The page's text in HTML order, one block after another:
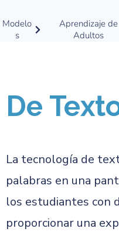
Modelo
s
Aprendizaje de
Adultos
De
La tecnología de
palabras en una
los estudiantes con
proporcionar una